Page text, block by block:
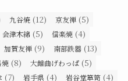
九谷焼 (12) 京友禅 (5)
会津木綿 (5) 信楽焼 (4)
加賀友禅 (9) 南部鉄器 (13)
焼 (8) 大館曲げわっぱ (5)
(7) 岩手県 (4) 岩谷堂箪笥 (4)